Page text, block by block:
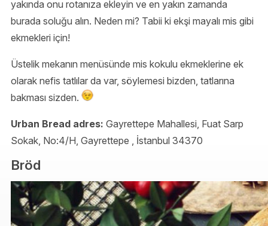
yakında onu rotanıza ekleyin ve en yakın zamanda
burada soluğu alın. Neden mi? Tabii ki ekşi mayalı mis gibi
ekmekleri için!
Üstelik mekanın menüsünde mis kokulu ekmeklerine ek
olarak nefis tatlılar da var, söylemesi bizden, tatlarına
bakması sizden.
Urban Bread adres: Gayrettepe Mahallesi, Fuat Sarp
Sokak, No:4/H, Gayrettepe , İstanbul 34370
Bröd